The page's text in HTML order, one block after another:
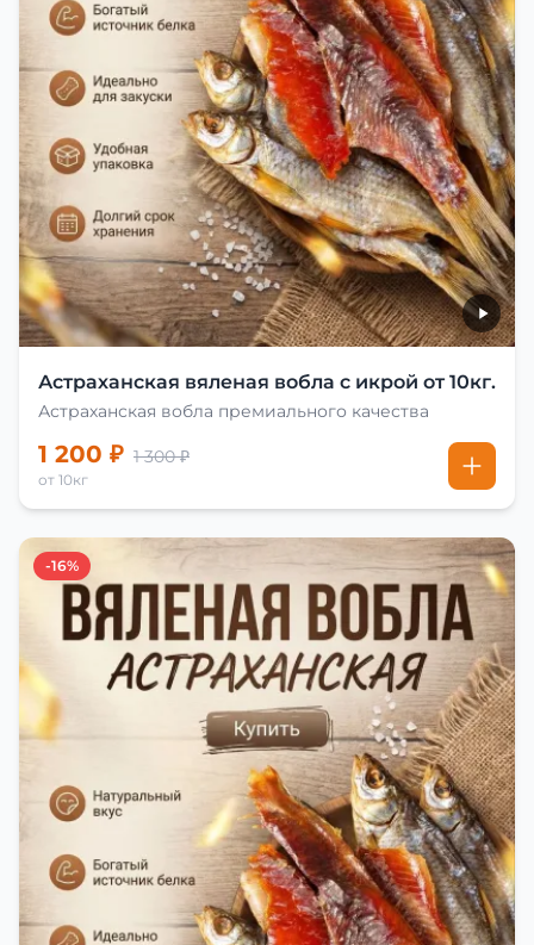
Астраханская вяленая вобла с икрой от 10кг.
Астраханская вобла премиального качества
1 200 ₽ 1 300 ₽
от 10кг
-16%